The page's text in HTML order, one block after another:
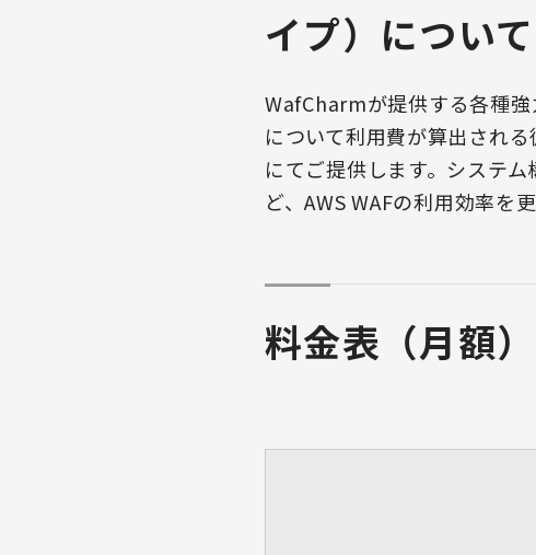
イプ）について
WafCharmが提供する各種
について利用費が算出され
にてご提供します。システ
ど、AWS WAFの利用効率を
料金表（月額）